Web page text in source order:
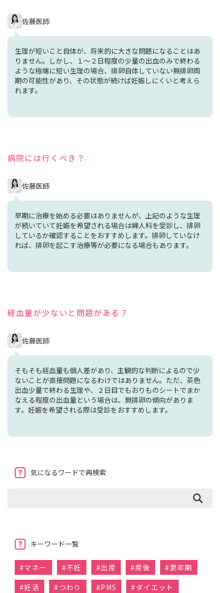
佐藤医師
生理が短いこと自体が、将来的に大きな問題になることはあ
りません。しかし、１～２日程度の少量の出血のみで終わる
ような極端に短い生理の場合、排卵自体していない無排卵周
期の可能性があり、その状態が続けば妊娠しにくいと考えら
れます。
病院には行くべき？
佐藤医師
早期に治療を始める必要はありませんが、上記のような生理
が続いていて妊娠を希望される場合は婦人科を受診し、排卵
しているか確認することをおすすめします。排卵していなけ
れば、排卵を起こす治療等が必要になる場合もあります。
経血量が少ないと問題がある？
佐藤医師
そもそも経血量も個人差があり、主観的な判断によるので少
ないことが直接問題になるわけではありません。ただ、茶色
出血少量で終わる生理や、２日目でもおりものシートでまか
なえる程度の出血量という場合は、無排卵の傾向がありま
す。妊娠を希望される際は受診をおすすめします。
気になるワードで再検索
キーワード一覧
#マネー #不妊 #出産 #産後 #更年期
#妊活 #つわり #PMS #ダイエット